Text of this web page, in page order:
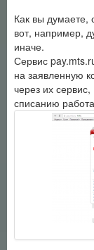
Как вы думаете,
вот, например,
иначе.
Сервис
на заявленную
через их
списанию